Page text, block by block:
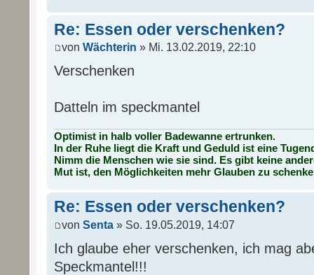
Re: Essen oder verschenken?
von Wächterin » Mi. 13.02.2019, 22:10
Verschenken
Datteln im speckmantel
Optimist in halb voller Badewanne ertrunken.
In der Ruhe liegt die Kraft und Geduld ist eine
Nimm die Menschen wie sie sind. Es gibt keine
Mut ist, den Möglichkeiten mehr Glauben zu
Re: Essen oder verschenken?
von Senta » So. 19.05.2019, 14:07
Ich glaube eher verschenken, ich mag
Speckmantel!!!